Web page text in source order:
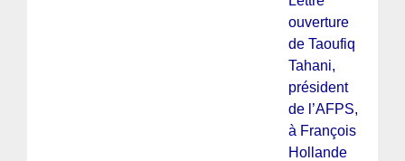
ouverture
de Taoufiq
Tahani,
président
de l’AFPS,
à François
Hollande